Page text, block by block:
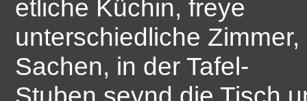
etliche Küchin, freye
unterschiedliche
Sachen, in der Tafel-